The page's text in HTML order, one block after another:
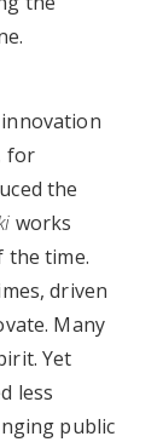
for
the
works
the time.
driven
Many
Yet
less
public